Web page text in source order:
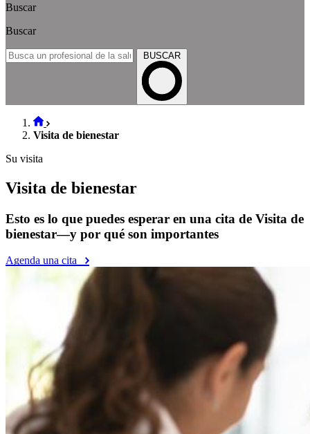
Buscar
Buscar
BUSCAR
Visita de bienestar
Su visita
Visita de bienestar
Esto es lo que puedes esperar en una cita de Visita de
bienestar—y por qué son importantes
Agenda una cita